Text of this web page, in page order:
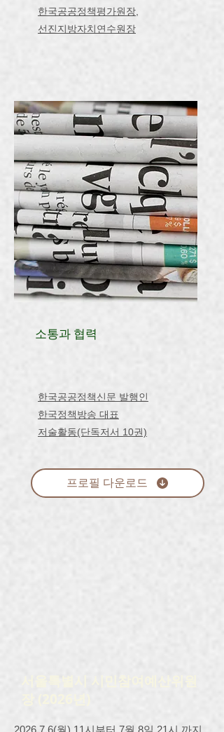
한국공공정책평가원장,
선진지방자치연수원장
소통과 협력
한국공공정책신문 발행인
​한국정책방송 대표
저술활동(단독저서 10권)
프로필 다운로드
2026.7.6(월) 11시부터 7월 8일 21시 까지